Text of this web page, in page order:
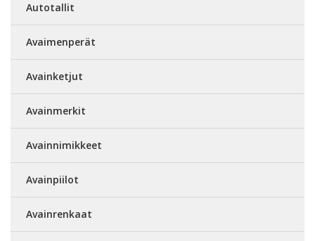
Autotallit
Avaimenperät
Avainketjut
Avainmerkit
Avainnimikkeet
Avainpiilot
Avainrenkaat